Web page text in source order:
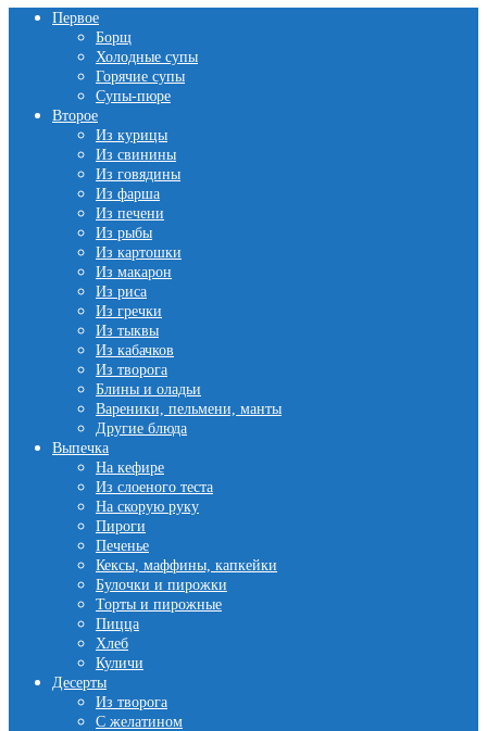
Первое
Борщ
Холодные супы
Горячие супы
Супы-пюре
Второе
Из курицы
Из свинины
Из говядины
Из фарша
Из печени
Из рыбы
Из картошки
Из макарон
Из риса
Из гречки
Из тыквы
Из кабачков
Из творога
Блины и оладьи
Вареники, пельмени, манты
Другие блюда
Выпечка
На кефире
Из слоеного теста
На скорую руку
Пироги
Печенье
Кексы, маффины, капкейки
Булочки и пирожки
Торты и пирожные
Пицца
Хлеб
Куличи
Десерты
Из творога
С желатином